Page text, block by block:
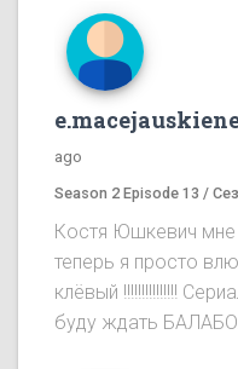
ago
Season 2 Episode 13 /
Костя Юшкевич мне
теперь я просто
клёвый !!!!!!!!!!!!!!!
буду ждать